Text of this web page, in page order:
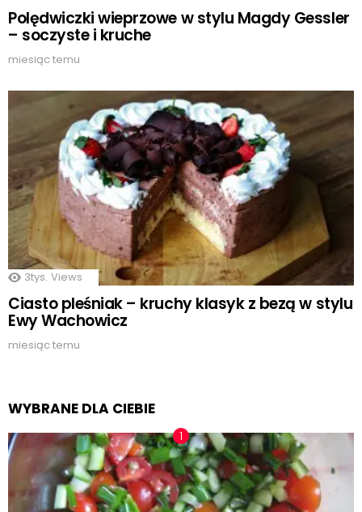
Polędwiczki wieprzowe w stylu Magdy Gessler
– soczyste i kruche
miesiąc temu
3tys. Views
Ciasto pleśniak – kruchy klasyk z bezą w stylu
Ewy Wachowicz
miesiąc temu
WYBRANE DLA CIEBIE